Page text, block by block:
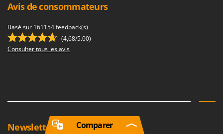
Avis de consommateurs
Basé sur 161154 feedback(s)
(4,68/5.00)
Consulter tous les avis
Newsletter Comparer